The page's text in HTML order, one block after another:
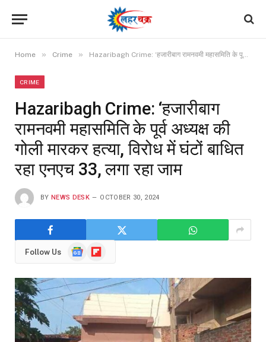
Home » Crime » Hazaribagh Crime: ‘हजारीबाग रामनवमी महासमिति के पूर्व अध्यक्ष की गोली मारकर हत्या, विरोध में घंटों बाधित रहा एनएच 33, लगा रहा जाम
CRIME
Hazaribagh Crime: ‘हजारीबाग
रामनवमी महासमिति के पूर्व अध्यक्ष की
गोली मारकर हत्या, विरोध में घंटों बाधित
रहा एनएच 33, लगा रहा जाम
BY NEWS DESK OCTOBER 30, 2024
Follow Us
GoogleFlipboard